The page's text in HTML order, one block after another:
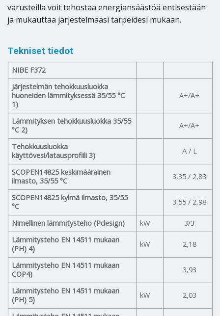
varusteilla voit tehostaa energiansäästöä entisestään
ja mukauttaa järjestelmääsi tarpeidesi mukaan.
Tekniset tiedot
NIBE F372
Järjestelmän tehokkuusluokka
huoneiden lämmityksessä 35/55 °C
1)
A+/A+
Lämmityksen tehokkuusluokka 35/55
°C 2)
A+/A+
Tehokkuusluokka
käyttövesi/latausprofiili 3)
A / L
SCOPEN14825 keskimääräinen
ilmasto, 35/55 °C
3,35 / 2,83
SCOPEN14825 kylmä ilmasto, 35/55
°C
3,55 / 2,98
Nimellinen lämmitysteho (Pdesign) kW
3/3
Lämmitysteho EN 14511 mukaan
(PH) 4)
kW 2,18
Lämmitysteho EN 14511 mukaan
COP4)
3,93
Lämmitysteho EN 14511 mukaan
(PH) 5)
kW 2,03